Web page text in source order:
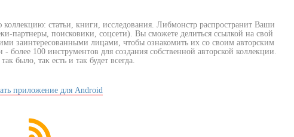
статьи, книги, исследования. Либмонстр распространит Ваши
партнеры, поисковики, соцсети). Вы сможете делиться ссылкой на свой
заинтересованными лицами, чтобы ознакомить их со своим авторским
100 инструментов для создания собственной авторской коллекции.
было, так есть и так будет всегда.
приложение для Android